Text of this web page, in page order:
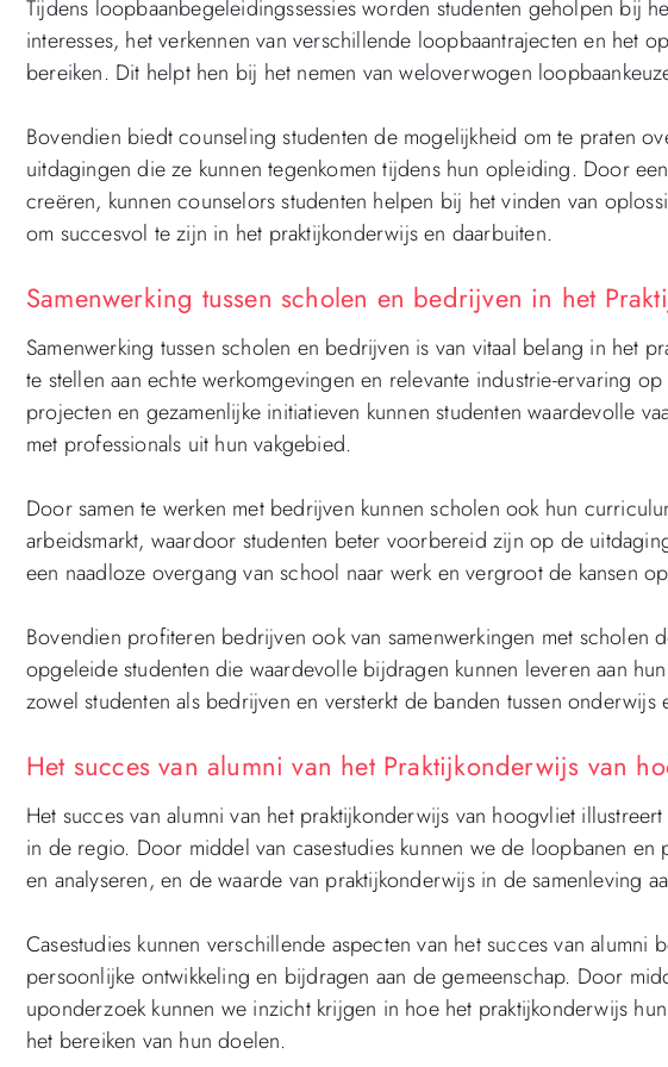
Tijdens loopbaanbegeleidingssessies worden studenten geholpen bij
interesses, het verkennen van verschillende loopbaantrajecten en het
bereiken. Dit helpt hen bij het nemen van weloverwogen
Bovendien biedt counseling studenten de mogelijkheid om te praten
uitdagingen die ze kunnen tegenkomen tijdens hun opleiding. Door
creëren, kunnen counselors studenten helpen bij het vinden van
om succesvol te zijn in het praktijkonderwijs en daarbuiten.
Samenwerking tussen scholen en bedrijven in het
Samenwerking tussen scholen en bedrijven is van vitaal belang in het
te stellen aan echte werkomgevingen en relevante industrie-ervaring
projecten en gezamenlijke initiatieven kunnen studenten waardevolle
met professionals uit hun vakgebied.
Door samen te werken met bedrijven kunnen scholen ook hun
arbeidsmarkt, waardoor studenten beter voorbereid zijn op de
een naadloze overgang van school naar werk en vergroot de kansen
Bovendien profiteren bedrijven ook van samenwerkingen met
opgeleide studenten die waardevolle bijdragen kunnen leveren aan
zowel studenten als bedrijven en versterkt de banden tussen onderwijs
Het succes van alumni van het Praktijkonderwijs van
Het succes van alumni van het praktijkonderwijs van hoogvliet
in de regio. Door middel van casestudies kunnen we de loopbanen en
en analyseren, en de waarde van praktijkonderwijs in de samenleving
Casestudies kunnen verschillende aspecten van het succes van
persoonlijke ontwikkeling en bijdragen aan de gemeenschap. Door
uponderzoek kunnen we inzicht krijgen in hoe het praktijkonderwijs
het bereiken van hun doelen.